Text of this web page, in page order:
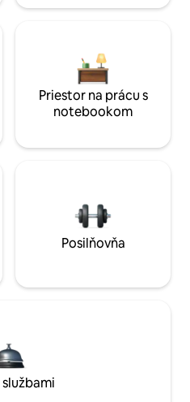
Priestor na prácu s
notebookom
Posilňovňa
službami